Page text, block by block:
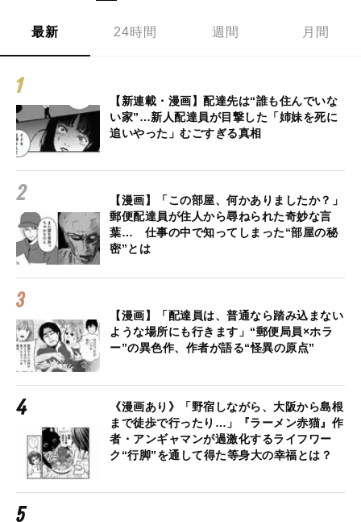
最新 24時間 週間 月間
【新連載・漫画】配達先は“誰も住んでいな
い家”…新人配達員が目撃した「姉妹を死に
追いやった」むごすぎる真相
【漫画】「この部屋、何かありましたか？」
郵便配達員が住人から尋ねられた奇妙な言
葉… 仕事の中で知ってしまった“部屋の秘
密”とは
【漫画】「配達員は、普通なら踏み込まない
ような場所にも行きます」“郵便局員×ホラ
ー”の異色作、作者が語る“怪異の原点”
《漫画あり》「野宿しながら、大阪から島根
まで徒歩で行ったり…」『ラーメン赤猫』作
者・アンギャマンが過激化するライフワー
ク“行脚”を通して得た等身大の幸福とは？